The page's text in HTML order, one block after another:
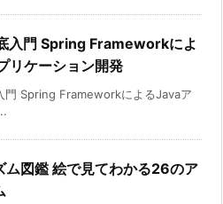
入門 Spring Frameworkによ
リケーション開発
門 Spring FrameworkによるJavaア
ム図鑑 絵で見てわかる26のア